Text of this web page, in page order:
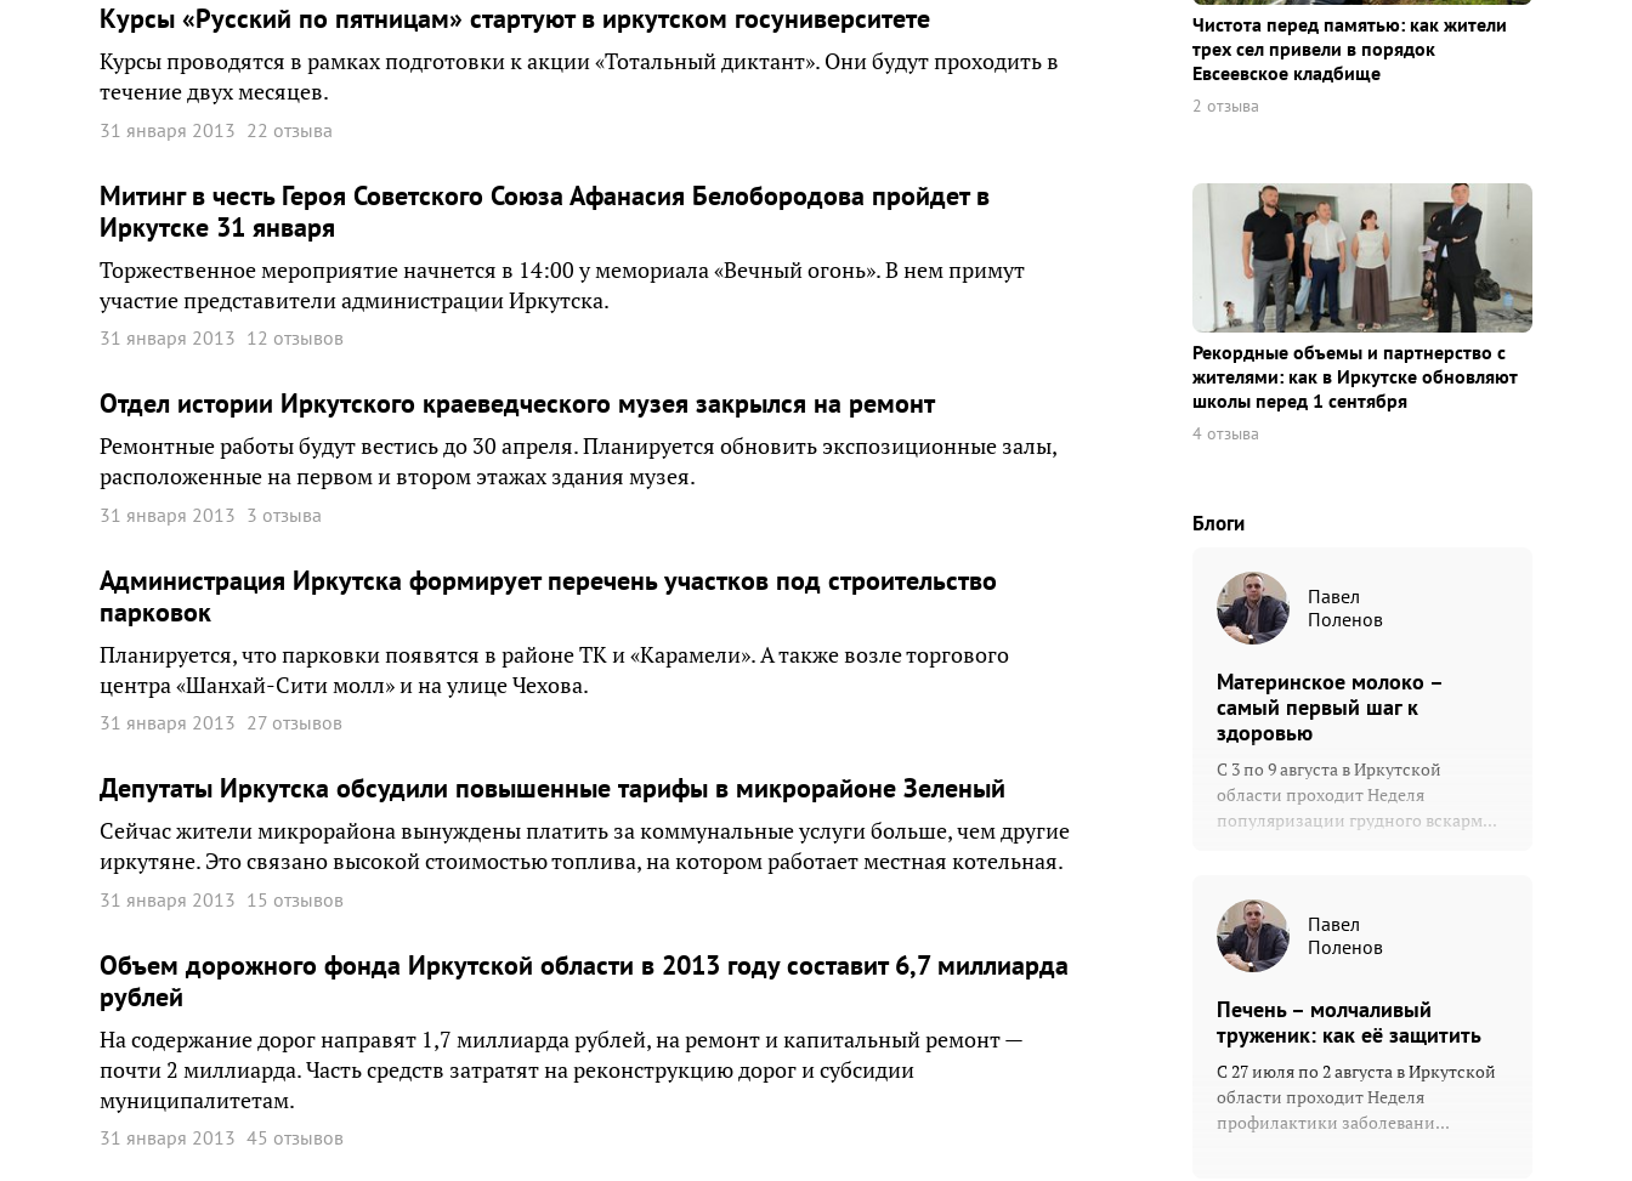
Курсы «Русский по пятницам» стартуют в иркутском госуниверситете
Курсы проводятся в рамках подготовки к акции «Тотальный диктант». Они будут проходить в
течение двух месяцев.
31 января 2013 22 отзыва
Митинг в честь Героя Советского Союза Афанасия Белобородова пройдет в
Иркутске 31 января
Торжественное мероприятие начнется в 14:00 у мемориала «Вечный огонь». В нем примут
участие представители администрации Иркутска.
31 января 2013 12 отзывов
Отдел истории Иркутского краеведческого музея закрылся на ремонт
Ремонтные работы будут вестись до 30 апреля. Планируется обновить экспозиционные залы,
расположенные на первом и втором этажах здания музея.
31 января 2013 3 отзыва
Администрация Иркутска формирует перечень участков под строительство
парковок
Планируется, что парковки появятся в районе ТК и «Карамели». А также возле торгового
центра «Шанхай-Сити молл» и на улице Чехова.
31 января 2013 27 отзывов
Депутаты Иркутска обсудили повышенные тарифы в микрорайоне Зеленый
Сейчас жители микрорайона вынуждены платить за коммунальные услуги больше, чем другие
иркутяне. Это связано высокой стоимостью топлива, на котором работает местная котельная.
31 января 2013 15 отзывов
Объем дорожного фонда Иркутской области в 2013 году составит 6,7 миллиарда
рублей
На содержание дорог направят 1,7 миллиарда рублей, на ремонт и капитальный ремонт —
почти 2 миллиарда. Часть средств затратят на реконструкцию дорог и субсидии
муниципалитетам.
31 января 2013 45 отзывов
Чистота перед памятью: как жители
трех сел привели в порядок
Евсеевское кладбище
2 отзыва
Рекордные объемы и партнерство с
жителями: как в Иркутске обновляют
школы перед 1 сентября
4 отзыва
Блоги
Павел
Поленов
Материнское молоко –
самый первый шаг к
здоровью
С 3 по 9 августа в Иркутской
области проходит Неделя
популяризации грудного вскарм...
Павел
Поленов
Печень – молчаливый
труженик: как её защитить
С 27 июля по 2 августа в Иркутской
области проходит Неделя
профилактики заболевани...